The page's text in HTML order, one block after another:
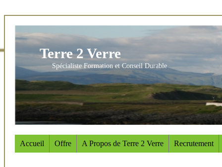
Terre 2 Verre
Spécialiste Formation et Conseil Durable
Accueil Offre A Propos de Terre 2 Verre Recrutement